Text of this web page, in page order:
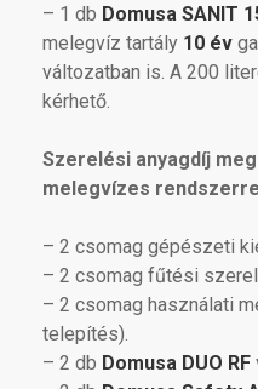
– 1 db Domusa SANIT
melegvíz tartály 10 év
változatban is. A 200
kérhető.
Szerelési anyagdíj
melegvízes
– 2 csomag gépészeti
– 2 csomag fűtési
– 2 csomag használati
telepítés).
– 2 db Domusa DUO RF